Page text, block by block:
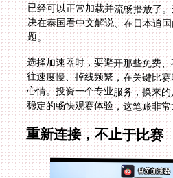
题。
选择加速器时，要避开那些免费
往速度慢、掉线频繁，在关键比
心情。投资一个专业服务，换来
稳定的畅快观赛体验，这笔账非常
重新连接，不止于比赛